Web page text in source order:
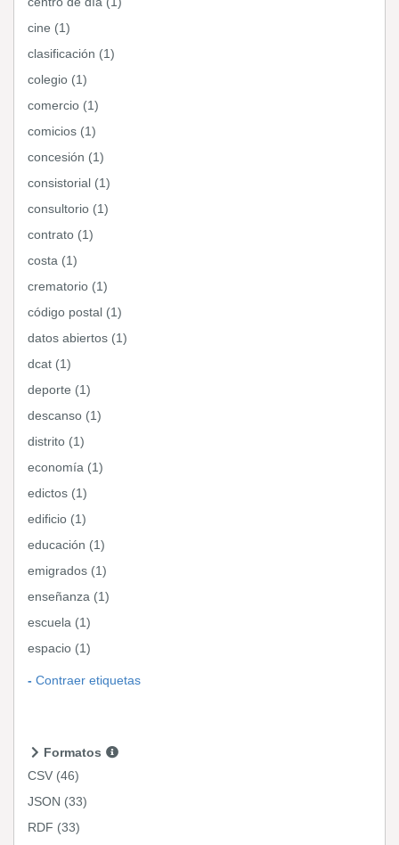
cine (1)
clasificación (1)
colegio (1)
comercio (1)
comicios (1)
concesión (1)
consistorial (1)
consultorio (1)
contrato (1)
costa (1)
crematorio (1)
código postal (1)
datos abiertos (1)
dcat (1)
deporte (1)
descanso (1)
distrito (1)
economía (1)
edictos (1)
edificio (1)
educación (1)
emigrados (1)
enseñanza (1)
escuela (1)
espacio (1)
Contraer etiquetas
Formatos
CSV (46)
JSON (33)
RDF (33)